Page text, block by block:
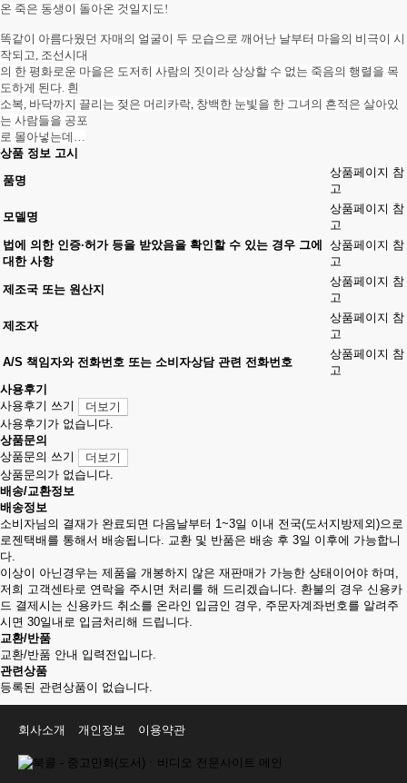
온 죽은 동생이 돌아온 것일지도!
똑같이 아름다웠던 자매의 얼굴이 두 모습으로 깨어난 날부터 마을의 비극이 시
작되고, 조선시대
의 한 평화로운 마을은 도저히 사람의 짓이라 상상할 수 없는 죽음의 행렬을 목
도하게 된다. 흰
소복, 바닥까지 끌리는 젖은 머리카락, 창백한 눈빛을 한 그녀의 흔적은 살아있
는 사람들을 공포
로 몰아넣는데…
상품 정보 고시
품명
상품페이지 참
고
모델명
상품페이지 참
고
법에 의한 인증·허가 등을 받았음을 확인할 수 있는 경우 그에
대한 사항
상품페이지 참
고
제조국 또는 원산지
상품페이지 참
고
제조자
상품페이지 참
고
A/S 책임자와 전화번호 또는 소비자상담 관련 전화번호
상품페이지 참
고
사용후기
사용후기 쓰기
더보기
사용후기가 없습니다.
상품문의
상품문의 쓰기
더보기
상품문의가 없습니다.
배송/교환정보
배송정보
소비자님의 결재가 완료되면 다음날부터 1~3일 이내 전국(도서지방제외)으로
로젠택배를 통해서 배송됩니다. 교환 및 반품은 배송 후 3일 이후에 가능합니
다.
이상이 아닌경우는 제품을 개봉하지 않은 재판매가 가능한 상태이어야 하며,
저희 고객센타로 연락을 주시면 처리를 해 드리겠습니다. 환불의 경우 신용카
드 결제시는 신용카드 취소를 온라인 입금인 경우, 주문자계좌번호를 알려주
시면 30일내로 입금처리해 드립니다.
교환/반품
교환/반품 안내 입력전입니다.
관련상품
등록된 관련상품이 없습니다.
회사소개 개인정보 이용약관